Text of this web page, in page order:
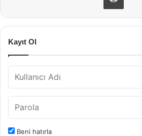
Kayıt Ol
Beni hatırla